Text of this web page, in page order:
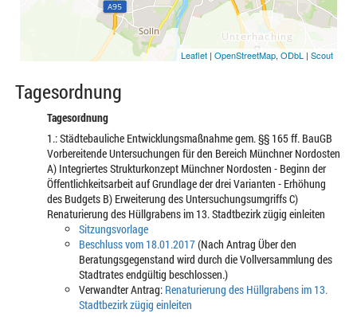
Leaflet | OpenStreetMap, ODbL | Scout
Tagesordnung
Tagesordnung
1.: Städtebauliche Entwicklungsmaßnahme gem. §§ 165 ff. BauGB
Vorbereitende Untersuchungen für den Bereich Münchner Nordosten
A) Integriertes Strukturkonzept Münchner Nordosten - Beginn der
Öffentlichkeitsarbeit auf Grundlage der drei Varianten - Erhöhung
des Budgets B) Erweiterung des Untersuchungsumgriffs C)
Renaturierung des Hüllgrabens im 13. Stadtbezirk zügig einleiten
Sitzungsvorlage
Beschluss vom 18.01.2017(Nach Antrag Über den
Beratungsgegenstand wird durch die Vollversammlung des
Stadtrates endgültig beschlossen.)
Verwandter Antrag: Renaturierung des Hüllgrabens im 13.
Stadtbezirk zügig einleiten